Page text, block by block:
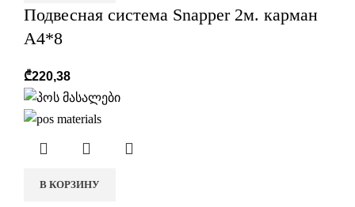
Подвесная система Snapper 2м. карман
А4*8
₾220,38
В КОРЗИНУ